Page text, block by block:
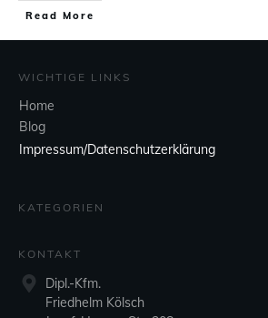
Read More
WICHTIGE LINKS
Home
Blog
Impressum/Datenschutzerklärung
KATEGORIEN
KONTAKT
Dipl.-Kfm.
Friedhelm Kölsch